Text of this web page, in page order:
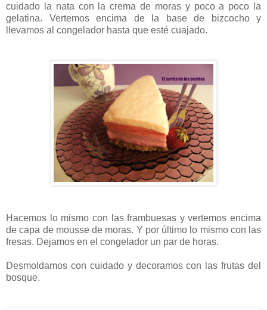
cuidado la nata con la crema de moras y poco a poco la
gelatina. Vertemos encima de la base de bizcocho y
llevamos al congelador hasta que esté cuajado.
Hacemos lo mismo con las frambuesas y vertemos encima
de capa de mousse de moras. Y por último lo mismo con las
fresas. Dejamos en el congelador un par de horas.
Desmoldamos con cuidado y decoramos con las frutas del
bosque.